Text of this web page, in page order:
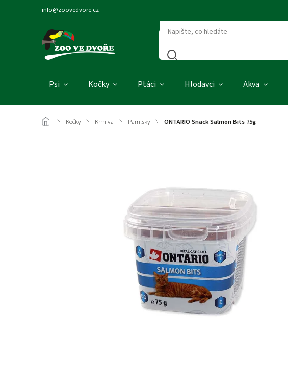
info@zoovedvore.cz
Psi Kočky Ptáci Hlodavci Akva
/ Kočky / Krmiva / Pamlsky / ONTARIO Snack Salmon Bits 75g